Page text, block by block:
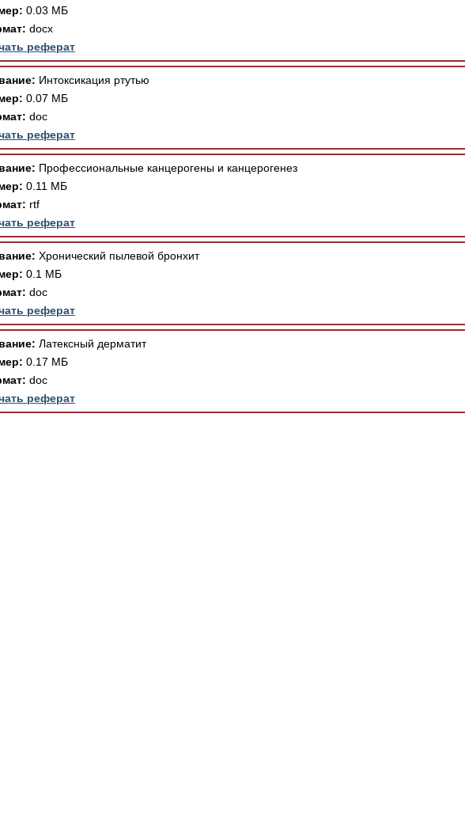
0.03 МБ
docx
реферат
Интоксикация ртутью
0.07 МБ
doc
реферат
Профессиональные канцерогены и канцерогенез
0.11 МБ
rtf
реферат
Хронический пылевой бронхит
0.1 МБ
doc
реферат
Латексный дерматит
0.17 МБ
doc
реферат